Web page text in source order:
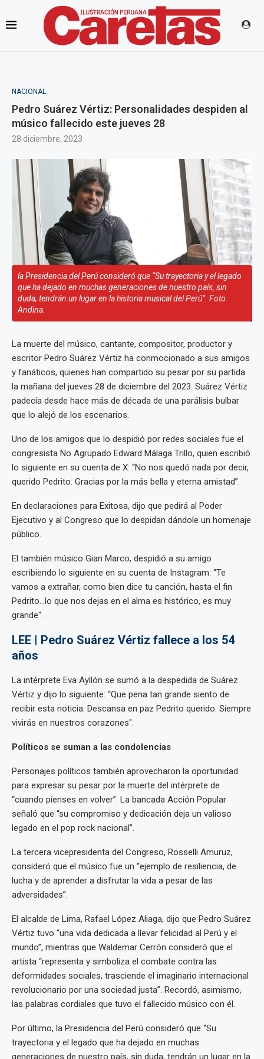
NACIONAL
Pedro Suárez Vértiz: Personalidades despiden al
músico fallecido este jueves 28
28 diciembre, 2023
la Presidencia del Perú consideró que “Su trayectoria y el legado
que ha dejado en muchas generaciones de nuestro país, sin
duda, tendrán un lugar en la historia musical del Perú”. Foto
Andina.
La muerte del músico, cantante, compositor, productor y
escritor Pedro Suárez Vértiz ha conmocionado a sus amigos
y fanáticos, quienes han compartido su pesar por su partida
la mañana del jueves 28 de diciembre del 2023. Suárez Vértiz
padecía desde hace más de década de una parálisis bulbar
que lo alejó de los escenarios.
Uno de los amigos que lo despidió por redes sociales fue el
congresista No Agrupado Edward Málaga Trillo, quien escribió
lo siguiente en su cuenta de X: “No nos quedó nada por decir,
querido Pedrito. Gracias por la más bella y eterna amistad”.
En declaraciones para Exitosa, dijo que pedirá al Poder
Ejecutivo y al Congreso que lo despidan dándole un homenaje
público.
El también músico Gian Marco, despidió a su amigo
escribiendo lo siguiente en su cuenta de Instagram: “Te
vamos a extrañar, como bien dice tu canción, hasta el fin
Pedrito…lo que nos dejas en el alma es histórico, es muy
grande".
LEE | Pedro Suárez Vértiz fallece a los 54
años
La intérprete Eva Ayllón se sumó a la despedida de Suárez
Vértiz y dijo lo siguiente: “Que pena tan grande siento de
recibir esta noticia. Descansa en paz Pedrito querido. Siempre
vivirás en nuestros corazones".
Políticos se suman a las condolencias
Personajes políticos también aprovecharon la oportunidad
para expresar su pesar por la muerte del intérprete de
“cuando pienses en volver”. La bancada Acción Popular
señaló que “su compromiso y dedicación deja un valioso
legado en el pop rock nacional”.
La tercera vicepresidenta del Congreso, Rosselli Amuruz,
consideró que el músico fue un “ejemplo de resiliencia, de
lucha y de aprender a disfrutar la vida a pesar de las
adversidades”.
El alcalde de Lima, Rafael López Aliaga, dijo que Pedro Suárez
Vértiz tuvo “una vida dedicada a llevar felicidad al Perú y el
mundo”, mientras que Waldemar Cerrón consideró que el
artista “representa y simboliza el combate contra las
deformidades sociales, trasciende el imaginario internacional
revolucionario por una sociedad justa”. Recordó, asimismo,
las palabras cordiales que tuvo el fallecido músico con él.
Por último, la Presidencia del Perú consideró que “Su
trayectoria y el legado que ha dejado en muchas
generaciones de nuestro país, sin duda, tendrán un lugar en la